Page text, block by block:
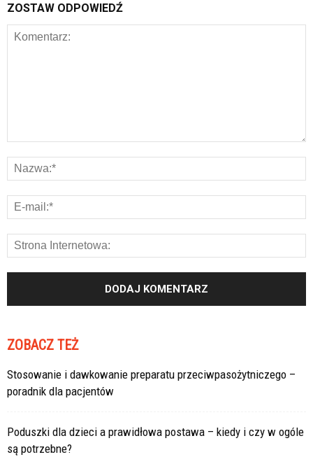
ZOSTAW ODPOWIEDŹ
ZOBACZ TEŻ
Stosowanie i dawkowanie preparatu przeciwpasożytniczego –
poradnik dla pacjentów
Poduszki dla dzieci a prawidłowa postawa – kiedy i czy w ogóle
są potrzebne?